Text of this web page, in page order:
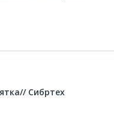
Сибртех